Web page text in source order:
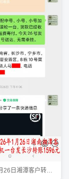
第二次购买1月26日湘潭客户转账1596元